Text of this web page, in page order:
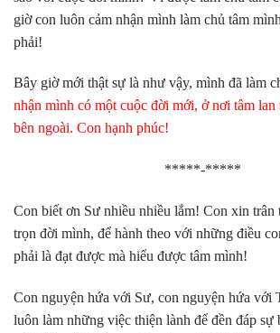
giờ con luôn cảm nhận mình làm chủ tâm
phải!
Bây giờ mới thật sự là như vậy, mình đã làm
nhận mình có một cuộc đời mới, ở nơi tâm lan
bên ngoài. Con hạnh phúc!
*****-*****
Con biết ơn Sư nhiều nhiều lắm! Con xin trân
trọn đời mình, để hành theo với những điều
phải là đạt được mà hiểu được tâm mình!
Con nguyện hứa với Sư, con nguyện hứa với
luôn làm những việc thiện lành để đền đáp sự